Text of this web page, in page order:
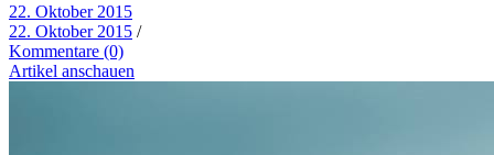
22. Oktober 2015
22. Oktober 2015 /
Kommentare (0)
Artikel anschauen